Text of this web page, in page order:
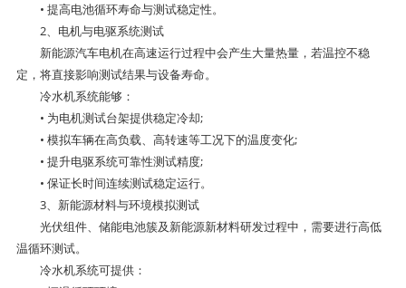
• 提高电池循环寿命与测试稳定性。
2、电机与电驱系统测试
新能源汽车电机在高速运行过程中会产生大量热量，若温控不稳
定，将直接影响测试结果与设备寿命。
冷水机系统能够：
• 为电机测试台架提供稳定冷却;
• 模拟车辆在高负载、高转速等工况下的温度变化;
• 提升电驱系统可靠性测试精度;
• 保证长时间连续测试稳定运行。
3、新能源材料与环境模拟测试
光伏组件、储能电池簇及新能源新材料研发过程中，需要进行高低
温循环测试。
冷水机系统可提供：